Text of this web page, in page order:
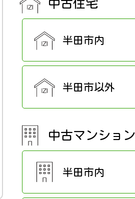
中古住宅
半田市内
半田市以外
中古マンション
半田市内